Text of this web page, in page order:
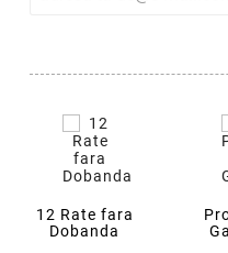
12 Rate fara
Dobanda